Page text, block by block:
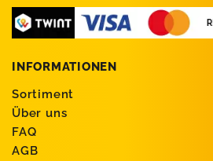
INFORMATIONEN
Sortiment
Über uns
FAQ
AGB